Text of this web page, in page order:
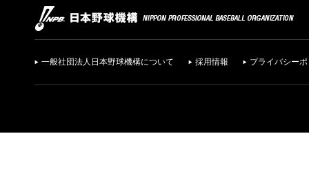
一般社団法人日本野球機構について 採用情報 プライバシー